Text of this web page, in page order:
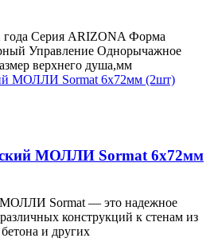
года Серия ARIZONA Форма
Управление Однорычажное
верхнего душа,мм
МОЛЛИ Sormat 6х72мм
МОЛЛИ Sormat — это надежное
конструкций к стенам из
и других